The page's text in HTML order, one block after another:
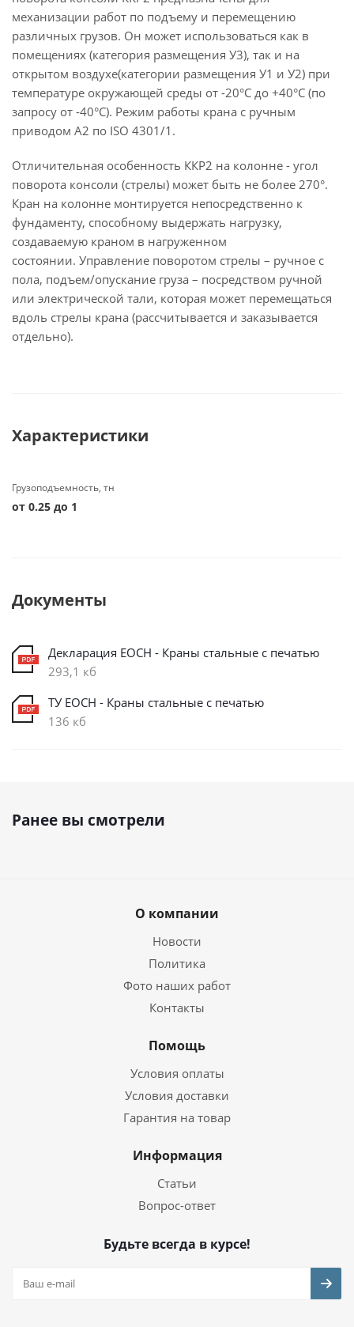
механизации работ по подъему и перемещению
различных грузов. Он может использоваться как в
помещениях (категория размещения У3), так и на
открытом воздухе(категории размещения У1 и У2) при
температуре окружающей среды от -20°С до +40°С (по
запросу от -40°С). Режим работы крана с ручным
приводом А2 по ISO 4301/1.
Отличительная особенность ККР2 на колонне - угол
поворота консоли (стрелы) может быть не более 270°.
Кран на колонне монтируется непосредственно к
фундаменту, способному выдержать нагрузку,
создаваемую краном в нагруженном
состоянии. Управление поворотом стрелы – ручное с
пола, подъем/опускание груза – посредством ручной
или электрической тали, которая может перемещаться
вдоль стрелы крана (рассчитывается и заказывается
отдельно).
Характеристики
Грузоподъемность, тн
от 0.25 до 1
Документы
Декларация ЕОСН - Краны стальные с печатью
293,1 кб
ТУ ЕОСН - Краны стальные с печатью
136 кб
Ранее вы смотрели
О компании
Новости
Политика
Фото наших работ
Контакты
Помощь
Условия оплаты
Условия доставки
Гарантия на товар
Информация
Статьи
Вопрос-ответ
Будьте всегда в курсе!